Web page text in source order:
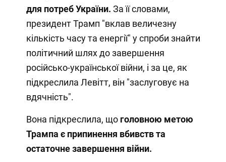
для потреб України. За її словами,
президент Трамп "вклав величезну
кількість часу та енергії" у спроби знайти
політичний шлях до завершення
російсько-української війни, і за це, як
підкреслила Левітт, він "заслуговує на
вдячність".
Вона підкреслила, що головною метою
Трампа є припинення вбивств та
остаточне завершення війни.